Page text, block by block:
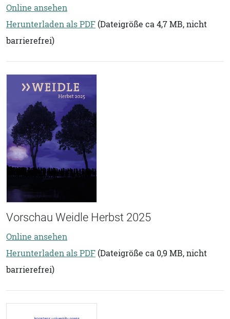
Online ansehen
Herunterladen als PDF (Dateigröße ca 4,7 MB, nicht
barrierefrei)
Vorschau Weidle Herbst 2025
Online ansehen
Herunterladen als PDF (Dateigröße ca 0,9 MB, nicht
barrierefrei)